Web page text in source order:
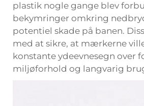
plastik nogle gange blev
bekymringer omkring
potentiel skade på banen.
med at sikre, at mærkerne
konstante ydeevnesegn over
miljøforhold og langvarig